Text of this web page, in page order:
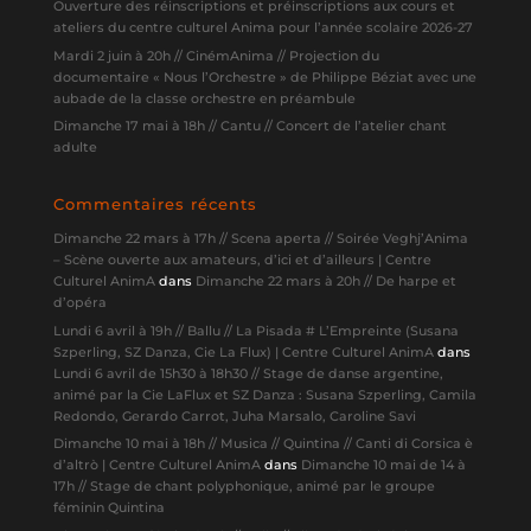
Ouverture des réinscriptions et préinscriptions aux cours et
ateliers du centre culturel Anima pour l’année scolaire 2026-27
Mardi 2 juin à 20h // CinémAnima // Projection du
documentaire « Nous l’Orchestre » de Philippe Béziat avec une
aubade de la classe orchestre en préambule
Dimanche 17 mai à 18h // Cantu // Concert de l’atelier chant
adulte
Commentaires récents
Dimanche 22 mars à 17h // Scena aperta // Soirée Veghj’Anima
– Scène ouverte aux amateurs, d’ici et d’ailleurs | Centre
Culturel AnimAdans Dimanche 22 mars à 20h // De harpe et
d’opéra
Lundi 6 avril à 19h // Ballu // La Pisada # L’Empreinte (Susana
Szperling, SZ Danza, Cie La Flux) | Centre Culturel AnimAdans
Lundi 6 avril de 15h30 à 18h30 // Stage de danse argentine,
animé par la Cie LaFlux et SZ Danza : Susana Szperling, Camila
Redondo, Gerardo Carrot, Juha Marsalo, Caroline Savi
Dimanche 10 mai à 18h // Musica // Quintina // Canti di Corsica è
d’altrò | Centre Culturel AnimAdans Dimanche 10 mai de 14 à
17h // Stage de chant polyphonique, animé par le groupe
féminin Quintina